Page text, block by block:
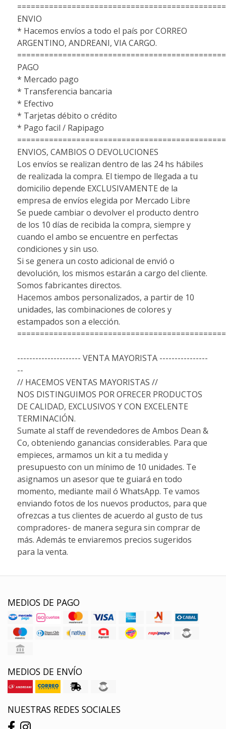
ENVIO
* Hacemos envíos a todo el país por CORREO
ARGENTINO, ANDREANI, VIA CARGO.
PAGO
* Mercado pago
* Transferencia bancaria
* Efectivo
* Tarjetas débito o crédito
* Pago facil / Rapipago
ENVIOS, CAMBIOS O DEVOLUCIONES
Los envíos se realizan dentro de las 24 hs hábiles
de realizada la compra. El tiempo de llegada a tu
domicilio depende EXCLUSIVAMENTE de la
empresa de envíos elegida por Mercado Libre
Se puede cambiar o devolver el producto dentro
de los 10 días de recibida la compra, siempre y
cuando el ambo se encuentre en perfectas
condiciones y sin uso.
Si se genera un costo adicional de envió o
devolución, los mismos estarán a cargo del cliente.
Somos fabricantes directos.
Hacemos ambos personalizados, a partir de 10
unidades, las combinaciones de colores y
estampados son a elección.
--------------------- VENTA MAYORISTA ----------------
--
// HACEMOS VENTAS MAYORISTAS //
NOS DISTINGUIMOS POR OFRECER PRODUCTOS
DE CALIDAD, EXCLUSIVOS Y CON EXCELENTE
TERMINACIÓN.
Sumate al staff de revendedores de Ambos Dean &
Co, obteniendo ganancias considerables. Para que
empieces, armamos un kit a tu medida y
presupuesto con un mínimo de 10 unidades. Te
asignamos un asesor que te guiará en todo
momento, mediante mail ó WhatsApp. Te vamos
enviando fotos de los nuevos productos, para que
ofrezcas a tus clientes de acuerdo al gusto de tus
compradores- de manera segura sin comprar de
más. Además te enviaremos precios sugeridos
para la venta.
MEDIOS DE PAGO
MEDIOS DE ENVÍO
NUESTRAS REDES SOCIALES